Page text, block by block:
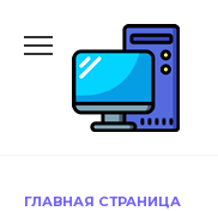
содержанию
ГЛАВНАЯ СТРАНИЦА